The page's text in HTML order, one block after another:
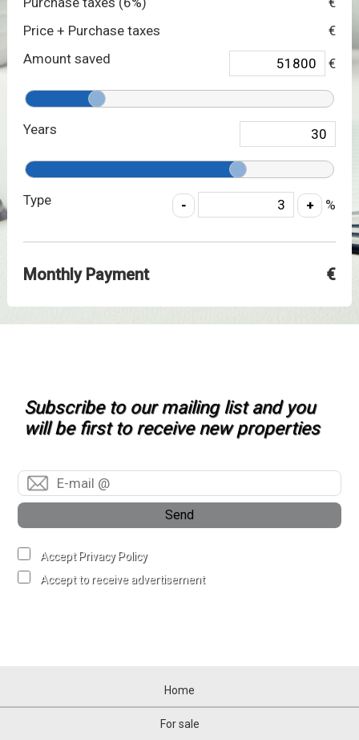
Price + Purchase taxes
€
Amount saved
€
Years
Type %
Monthly Payment €
Subscribe to our mailing list and you
will be first to receive new properties
Send
Accept Privacy Policy
Accept to receive advertisement
Home
For sale